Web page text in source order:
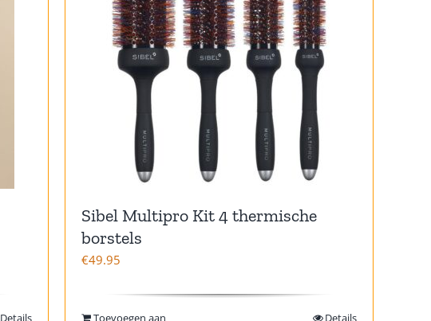
Sibel Multipro Kit 4 thermische
borstels
€49.95
Toevoegen aan
Details
Details